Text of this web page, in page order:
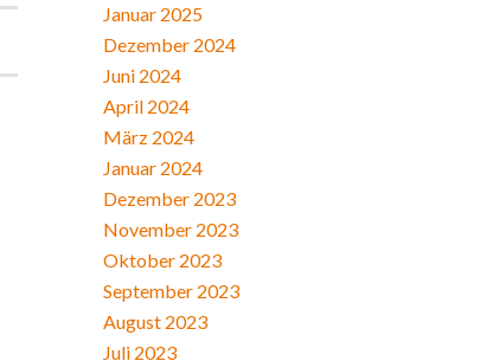
Januar 2025
Dezember 2024
Juni 2024
April 2024
März 2024
Januar 2024
Dezember 2023
November 2023
Oktober 2023
September 2023
August 2023
Juli 2023